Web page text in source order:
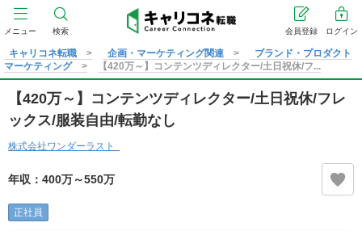
メニュー 検索 ログイン
会員登録
キャリコネ転職 企画・マーケティング関連
ブランド・プロダクト
マーケティング
【420万～】コンテンツディレクター/土日祝休/フ...
【420万～】コンテンツディレクター/土日祝休/フレ
ックス/服装自由/転勤なし
株式会社ワンダーラスト
年収：400万～550万
正社員